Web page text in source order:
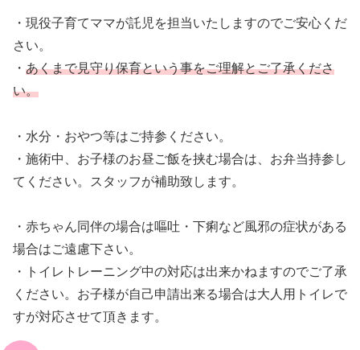
・現役子育てママが託児を担当いたしますのでご安心くだ
さい。
・ あくまで見守り保育という事をご理解とご了承くださ
い。
・水分・おやつ等はご持参ください。
・施術中、お子様のお昼ご飯を挟む場合は、お弁当持参し
てください。スタッフが補助致します。
・赤ちゃん同伴の場合は嘔吐・下痢など風邪の症状がある
場合はご遠慮下さい。
・トイレトレーニング中の対応は出来かねますのでご了承
ください。お子様が自己申請出来る場合は大人用トイレで
すが対応させて頂きます。